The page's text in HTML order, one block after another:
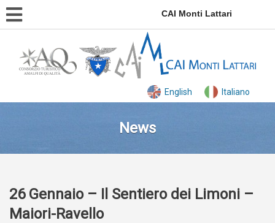
CAI Monti Lattari
English Italiano
News
26 Gennaio – Il Sentiero dei Limoni –
Maiori-Ravello